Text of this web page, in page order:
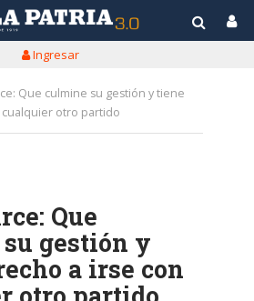
Ingresar
Que culmine su gestión y tiene
otro partido
Que
gestión y
a irse con